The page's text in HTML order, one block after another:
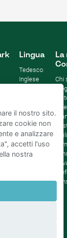
Lingua
Tedesco
Inglese
Olandese
La
Chi
Blog
il nostro sito.
cookie non
e analizzare
accetti l'uso
nostra